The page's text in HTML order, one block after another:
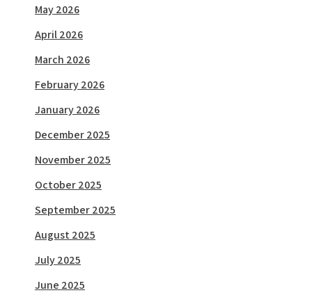
May 2026
April 2026
March 2026
February 2026
January 2026
December 2025
November 2025
October 2025
September 2025
August 2025
July 2025
June 2025